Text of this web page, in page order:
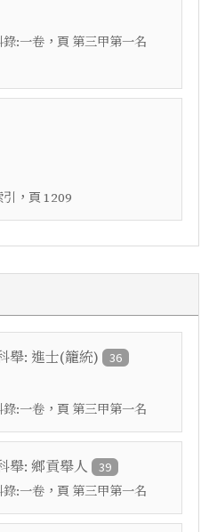
錄:一卷 ，頁 第三甲第一名
，頁 1209
舉: 進士(籠統) 36
錄:一卷 ，頁 第三甲第一名
舉: 鄉貢舉人 39
錄:一卷 ，頁 第三甲第一名